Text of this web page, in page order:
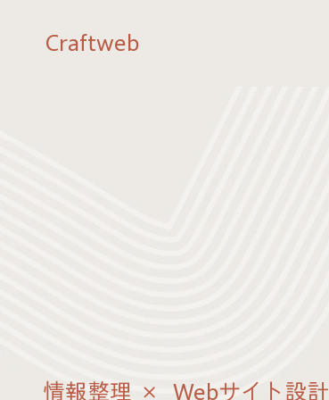
Craftweb
情報整理 × Webサイト設計